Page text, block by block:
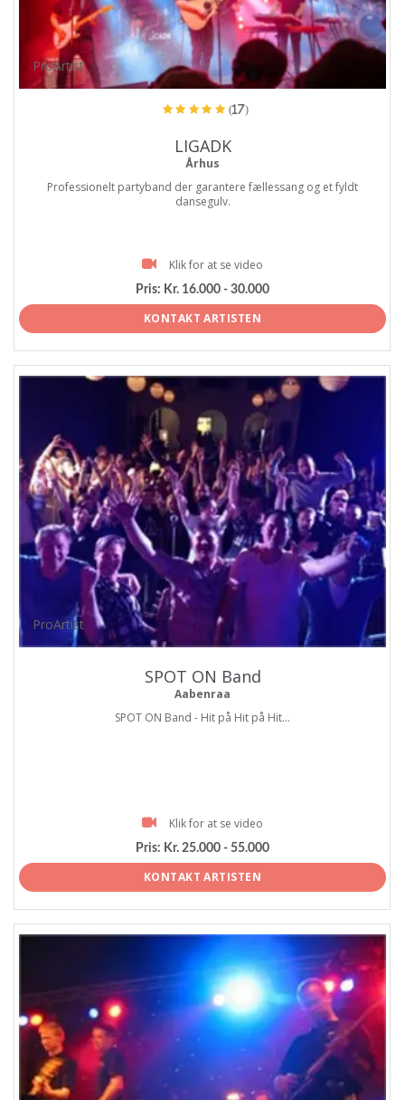
ProArtist
(17)
LIGADK
Århus
Professionelt partyband der garantere fællessang og et fyldt
dansegulv.
Klik for at se video
Pris: Kr. 16.000 - 30.000
KONTAKT ARTISTEN
ProArtist
SPOT ON Band
Aabenraa
SPOT ON Band - Hit på Hit på Hit...
Klik for at se video
Pris: Kr. 25.000 - 55.000
KONTAKT ARTISTEN